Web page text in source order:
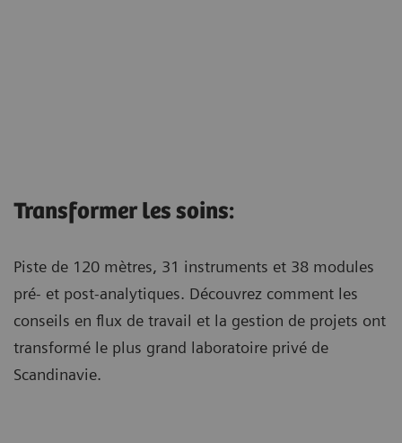
Transformer les soins:
Piste de 120 mètres, 31 instruments et 38 modules
pré- et post-analytiques. Découvrez comment les
conseils en flux de travail et la gestion de projets ont
transformé le plus grand laboratoire privé de
Scandinavie.